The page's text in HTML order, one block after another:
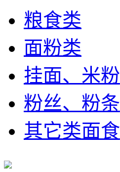
粮食类
面粉类
挂面、米粉
粉丝、粉条
其它类面食